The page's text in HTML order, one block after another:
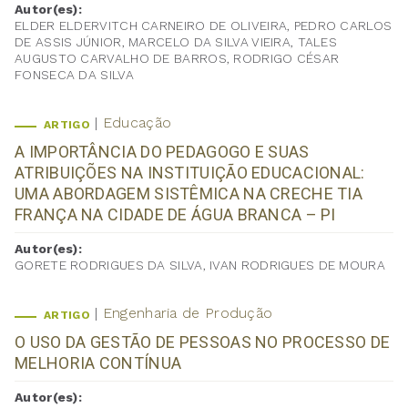
Autor(es):
ELDER ELDERVITCH CARNEIRO DE OLIVEIRA, PEDRO CARLOS
DE ASSIS JÚNIOR, MARCELO DA SILVA VIEIRA, TALES
AUGUSTO CARVALHO DE BARROS, RODRIGO CÉSAR
FONSECA DA SILVA
ARTIGO Educação
A IMPORTÂNCIA DO PEDAGOGO E SUAS
ATRIBUIÇÕES NA INSTITUIÇÃO EDUCACIONAL:
UMA ABORDAGEM SISTÊMICA NA CRECHE TIA
FRANÇA NA CIDADE DE ÁGUA BRANCA – PI
Autor(es):
GORETE RODRIGUES DA SILVA, IVAN RODRIGUES DE MOURA
ARTIGO Engenharia de Produção
O USO DA GESTÃO DE PESSOAS NO PROCESSO DE
MELHORIA CONTÍNUA
Autor(es):